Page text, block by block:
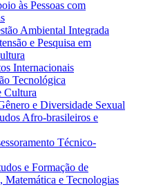
às Pessoas com
Ambiental Integrada
e Pesquisa em
Internacionais
Tecnológica
Cultura
e Diversidade Sexual
Afro-brasileiros e
Técnico-
e Formação de
Matemática e Tecnologias